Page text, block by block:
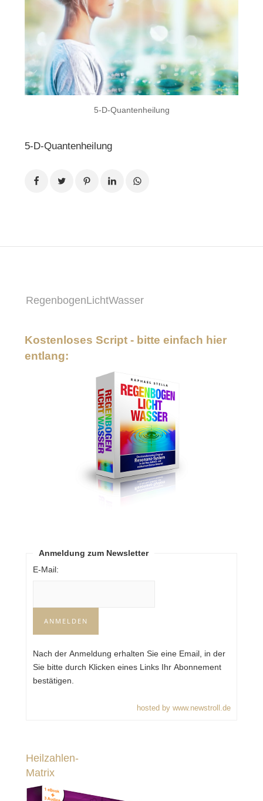
5-D-Quantenheilung
5-D-Quantenheilung
RegenbogenLichtWasser
Kostenloses Script - bitte einfach hier
entlang:
Anmeldung zum Newsletter
E-Mail:
Nach der Anmeldung erhalten Sie eine Email, in der
Sie bitte durch Klicken eines Links Ihr Abonnement
bestätigen.
hosted by www.newstroll.de
Heilzahlen-
Matrix